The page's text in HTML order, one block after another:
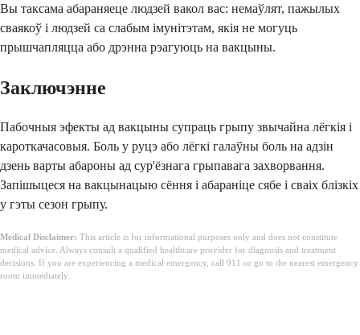
Вы таксама абараняеце людзей вакол вас: немаўлят, пажылых
сваякоў і людзей са слабым імунітэтам, якія не могуць
прышчапляцца або дрэнна рэагуюць на вакцыны.
Заключэнне
Пабочныя эфекты ад вакцыны супраць грыпу звычайна лёгкія і
кароткачасовыя. Боль у руцэ або лёгкі галаўны боль на адзін
дзень варты абароны ад сур'ёзнага грыпавага захворвання.
Запішыцеся на вакцынацыю сёння і абараніце сябе і сваіх блізкіх
у гэты сезон грыпу.
Medical Disclaimer: This article is for informational purposes only and does not constitute
medical advice. Always consult a qualified healthcare provider for diagnosis and treatment
decisions. If you are experiencing a medical emergency, call 911 or go to the nearest emergency
room immediately.